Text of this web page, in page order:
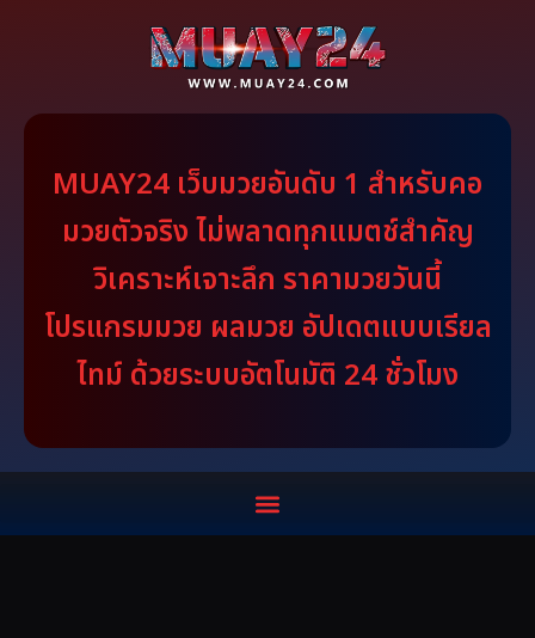
MUAY24 เว็บมวยอันดับ 1 สำหรับคอ
มวยตัวจริง ไม่พลาดทุกแมตช์สำคัญ
วิเคราะห์เจาะลึก ราคามวยวันนี้
โปรแกรมมวย ผลมวย อัปเดตแบบเรียล
ไทม์ ด้วยระบบอัตโนมัติ 24 ชั่วโมง